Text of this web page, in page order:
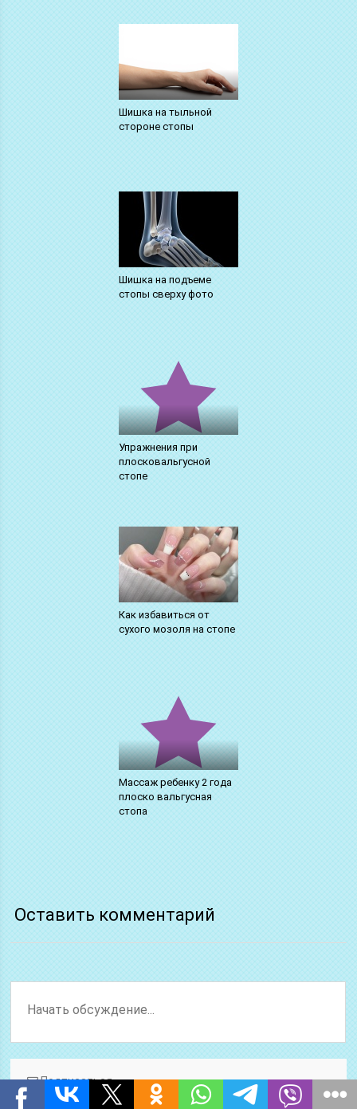
Шишка на тыльной
стороне стопы
Шишка на подъеме
стопы сверху фото
Упражнения при
плосковальгусной
стопе
Как избавиться от
сухого мозоля на стопе
Массаж ребенку 2 года
плоско вальгусная
стопа
Оставить комментарий
Подписаться